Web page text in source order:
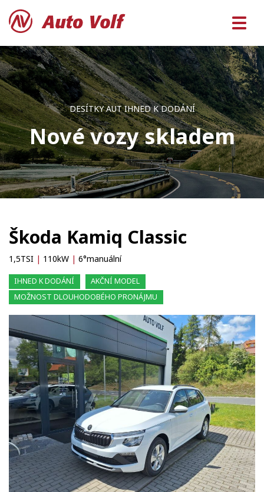
DESÍTKY AUT IHNED K DODÁNÍ
Nové vozy skladem
Škoda Kamiq Classic
1,5TSI | 110kW | 6°manuální
IHNED K DODÁNÍ
AKČNÍ MODEL
MOŽNOST DLOUHODOBÉHO PRONÁJMU